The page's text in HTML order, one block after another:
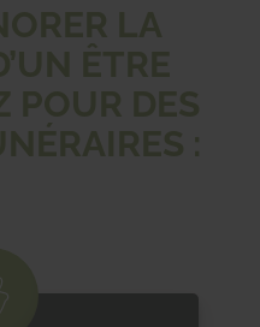
LA
ÊTRE
POUR DES
: